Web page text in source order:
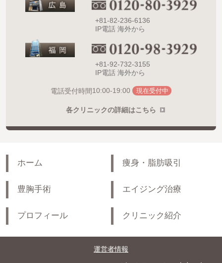
+81-82-236-6136
IP電話 海外から
+81-92-732-3155
IP電話 海外から
電話受付時間10:00-19:00 現在受付中
各クリニックの詳細はこちら
ホーム 痩身・脂肪吸引
豊胸手術 エイジング治療
プロフィール クリニック紹介
運営者情報